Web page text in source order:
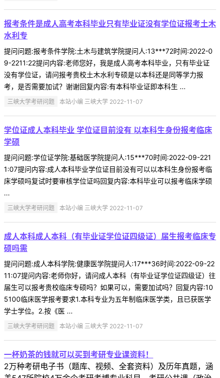
报考条件是成人高考本科毕业只有毕业证没有学位证报考土木
水利专
提问问题:报考条件学院:土木与建筑学院提问人:13***72时间:2022-0
9-2211:22提问内容:老师您好，我是成人高考本科毕业，只有毕业证
没有学位证，请问报考贵校土木水利专硕是以本科还是同等学力报
考，是否需要加试？谢谢回复内容:有本科毕业证即本科生 ...
三峡大学考研问题 本站小编 三峡大学 2022-11-07
学位证成人本科毕业 学位证目前没有 以本科生身份报考临床
学硕
提问问题:学位证学院:基础医学院提问人:15***70时间:2022-09-221
1:07提问内容:成人本科毕业学位证目前没有可以以本科生身份报考临
床学硕吗复试时要审核学位证吗回复内容:本科毕业可以报考临床学硕
...
三峡大学考研问题 本站小编 三峡大学 2022-11-07
成人本科成人本科（有毕业证学位证四级证）届生报考临床专
硕吗需
提问问题:成人本科学院:健康医学院提问人:17***36时间:2022-09-22
11:07提问内容:老师你好，请问成人本科（有毕业证学位证四级证）往
届生可以报考贵校临床专硕吗？如果可以，需要加试吗？回复内容:10
5100临床医学报考要求1.本科专业为五年制临床医学类，且已获医学
学士学位。2.按《医 ...
三峡大学考研问题 本站小编 三峡大学 2022-11-07
一杯奶茶的钱就可以买到考研专业课资料！
2万种考研电子书（题库、视频、全套资料）及历年真题，涵